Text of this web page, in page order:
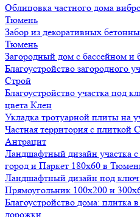
Облицовка частного дома
Тюмень
Забор из декоративных
Тюмень
Загородный дом с бассейном и
Благоустройство загородного
Строй
Благоустройство участка под
цвета Клен
Укладка тротуарной плиты на
Частная территория с плиткой
Антрацит
Ландшафтный дизайн участка
город и Паркет 180х60 в
Ландшафтный дизайн под
Прямоугольник 100х200 и
Благоустройство дома: плитка
дорожки